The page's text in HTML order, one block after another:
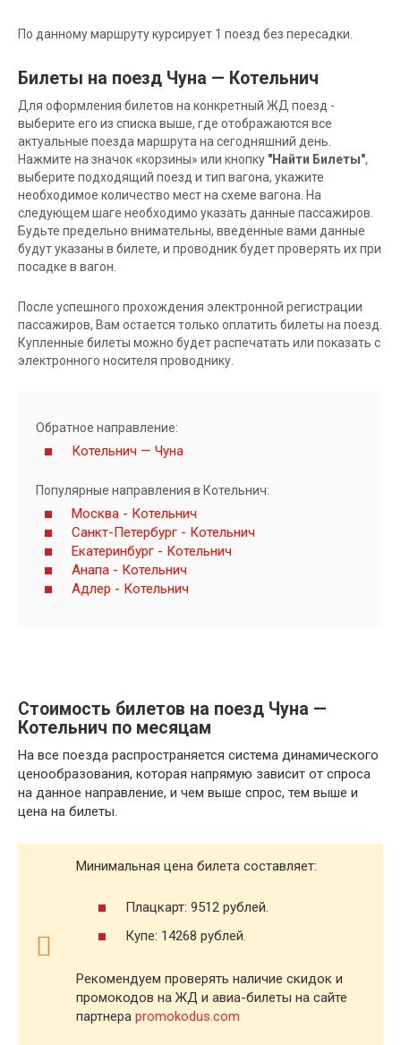
По данному маршруту курсирует 1 поезд без пересадки.
Билеты на поезд Чуна — Котельнич
Для оформления билетов на конкретный ЖД поезд -
выберите его из списка выше, где отображаются все
актуальные поезда маршрута на сегодняшний день.
Нажмите на значок «корзины» или кнопку "Найти Билеты",
выберите подходящий поезд и тип вагона, укажите
необходимое количество мест на схеме вагона. На
следующем шаге необходимо указать данные пассажиров.
Будьте предельно внимательны, введенные вами данные
будут указаны в билете, и проводник будет проверять их при
посадке в вагон.
После успешного прохождения электронной регистрации
пассажиров, Вам остается только оплатить билеты на поезд.
Купленные билеты можно будет распечатать или показать с
электронного носителя проводнику.
Обратное направление:
Котельнич — Чуна
Популярные направления в Котельнич:
Москва - Котельнич
Санкт-Петербург - Котельнич
Екатеринбург - Котельнич
Анапа - Котельнич
Адлер - Котельнич
Стоимость билетов на поезд Чуна —
Котельнич по месяцам
На все поезда распространяется система динамического
ценообразования, которая напрямую зависит от спроса
на данное направление, и чем выше спрос, тем выше и
цена на билеты.
Минимальная цена билета составляет:
Плацкарт: 9512 рублей.
Купе: 14268 рублей.
Рекомендуем проверять наличие скидок и
промокодов на ЖД и авиа-билеты на сайте
партнера promokodus.com